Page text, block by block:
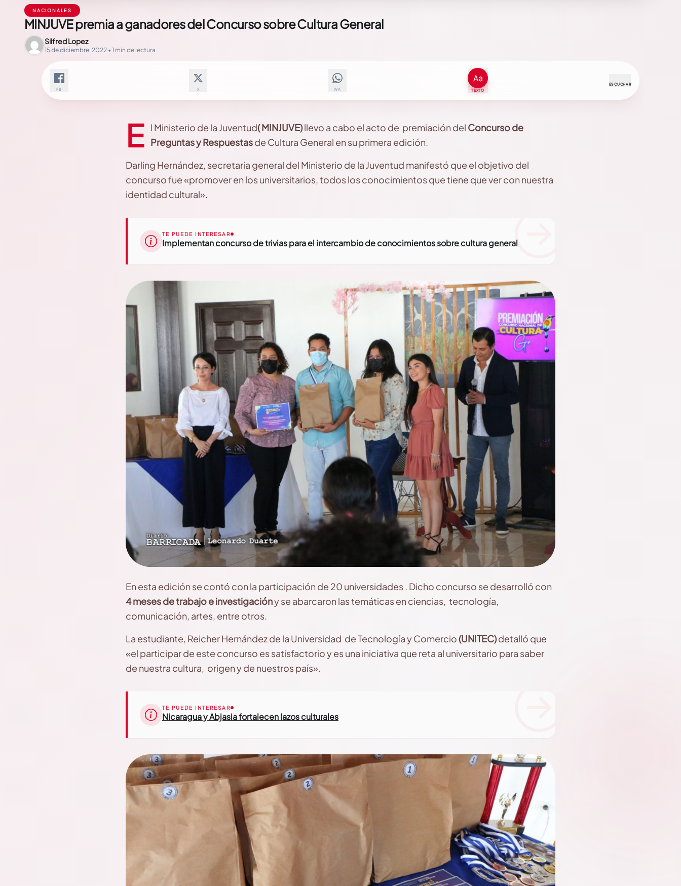
NACIONALES
MINJUVE premia a ganadores del Concurso sobre Cultura General
Silfred Lopez
15 de diciembre, 2022 • 1 min de lectura
FB X WA TEXTO
ESCUCHAR
E l Ministerio de la Juventud( MINJUVE)llevo a cabo el acto de premiación del Concurso de
Preguntas y Respuestasde Cultura General en su primera edición.
Darling Hernández, secretaria general del Ministerio de la Juventud manifestó que el objetivo del
concurso fue «promover en los universitarios, todos los conocimientos que tiene que ver con nuestra
identidad cultural».
TE PUEDE INTERESAR
Implementan concurso de trivias para el intercambio de conocimientos sobre cultura general
En esta edición se contó con la participación de 20 universidades . Dicho concurso se desarrolló con
4 meses de trabajo e investigacióny se abarcaron las temáticas en ciencias, tecnología,
comunicación, artes, entre otros.
La estudiante, Reicher Hernández de la Universidad de Tecnología y Comercio (UNITEC)detalló que
«el participar de este concurso es satisfactorio y es una iniciativa que reta al universitario para saber
de nuestra cultura, origen y de nuestros país».
TE PUEDE INTERESAR
Nicaragua y Abjasia fortalecen lazos culturales